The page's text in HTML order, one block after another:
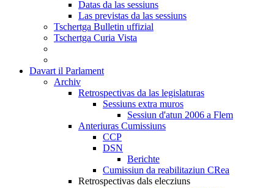
Datas da las sessiuns
Las previstas da las sessiuns
Tschertga Bulletin uffizial
Tschertga Curia Vista
Davart il Parlament
Archiv
Retrospectivas da las legislaturas
Sessiuns extra muros
Sessiun d'atun 2006 a Flem
Anteriuras Cumissiuns
CCP
DSN
Berichte
Cumissiun da reabilitaziun CRea
Retrospectivas dals elecziuns